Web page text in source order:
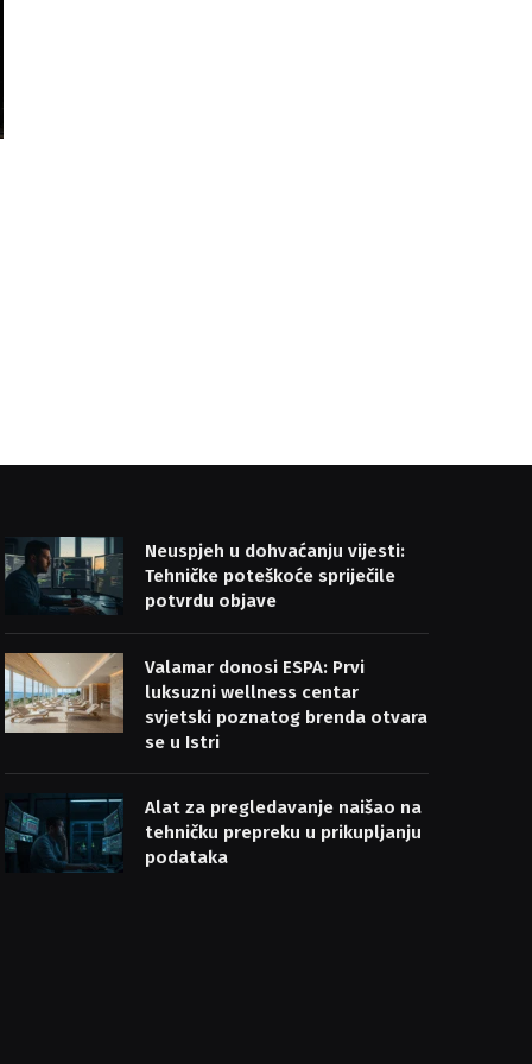
Neuspjeh u dohvaćanju vijesti:
Tehničke poteškoće spriječile
potvrdu objave
Valamar donosi ESPA: Prvi
luksuzni wellness centar
svjetski poznatog brenda otvara
se u Istri
Alat za pregledavanje naišao na
tehničku prepreku u prikupljanju
podataka